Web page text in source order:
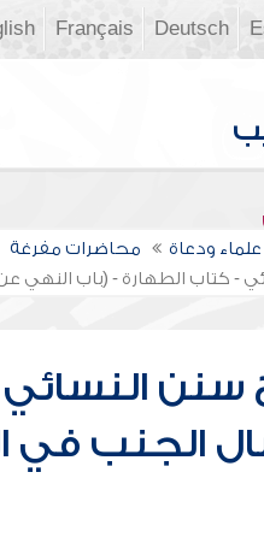
Deutsch
Français
علماء ودعاة محاضرات مفرغة
- كتاب الطهارة - (باب النهي عن
سنن النسائي
الجنب في